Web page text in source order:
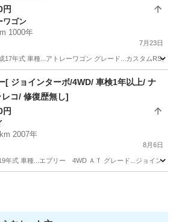
円
ワゴン
1000年
7月23日
17年式 車種...アトレーワゴン グレード...カスタムRS
ワゴン
[ ジョインターボ/4WD/ 車検1年以上/ ナ
レコ/ 修復歴無し]
円
2007年
8月6日
年式 車種...エブリー 4WD ＡＴ グレード...ジョイン